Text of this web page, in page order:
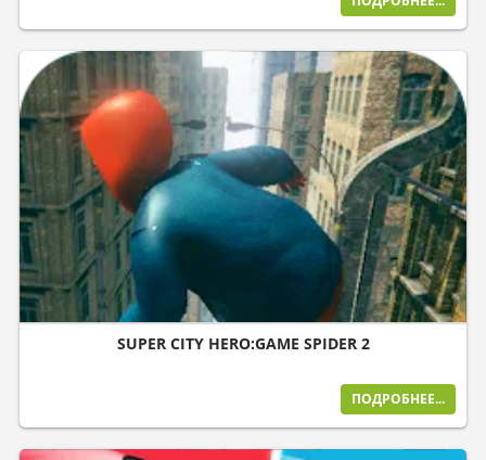
SUPER CITY HERO:GAME SPIDER 2
ПОДРОБНЕЕ...